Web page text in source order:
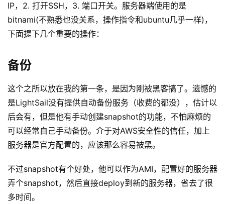
IP，2. 打开SSH，3. 端口开关。服务器端使用的是
bitnami(不熟悉也没关系，操作指令和ubuntu几乎一样)，
下面提下几个重要的操作：
备份
这个之所以放在我的第一条，是因为刚被黑客搞了。遗憾的
是LightSail没有提供自动备份服务（收费的都没），估计以
后会有，但是他有手动创建snapshot的功能，不怕麻烦的
可以经常自己手动备份。介于对AWS安全性的信任，加上
服务器是官方配置的，应该那么容易被黑。
不过snapshot有个好处，他可以作为AMI，配置好的服务器
弄个snapshot，然后直接deploy到新的服务器，省去了很
多时间。